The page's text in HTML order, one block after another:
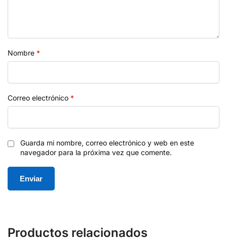
Nombre *
Correo electrónico *
Guarda mi nombre, correo electrónico y web en este
navegador para la próxima vez que comente.
Productos relacionados